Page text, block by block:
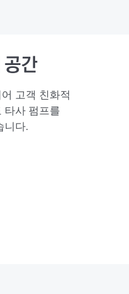
간
고객 친화적
타사 펌프를
니다.